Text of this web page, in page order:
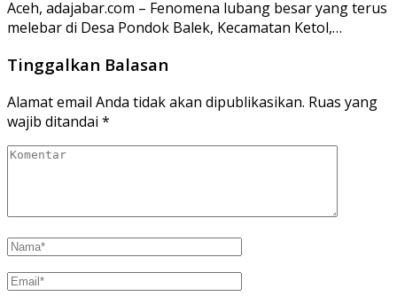
Aceh, adajabar.com – Fenomena lubang besar yang terus
melebar di Desa Pondok Balek, Kecamatan Ketol,…
Tinggalkan Balasan
Alamat email Anda tidak akan dipublikasikan. Ruas yang
wajib ditandai *